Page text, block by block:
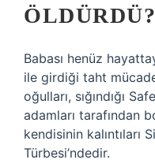
ÖLDÜRDÜ?
Babası henüz
ile girdiği taht
oğulları, sığındığı
adamları tarafından
kendisinin kalıntıları
Türbesi’ndedir.